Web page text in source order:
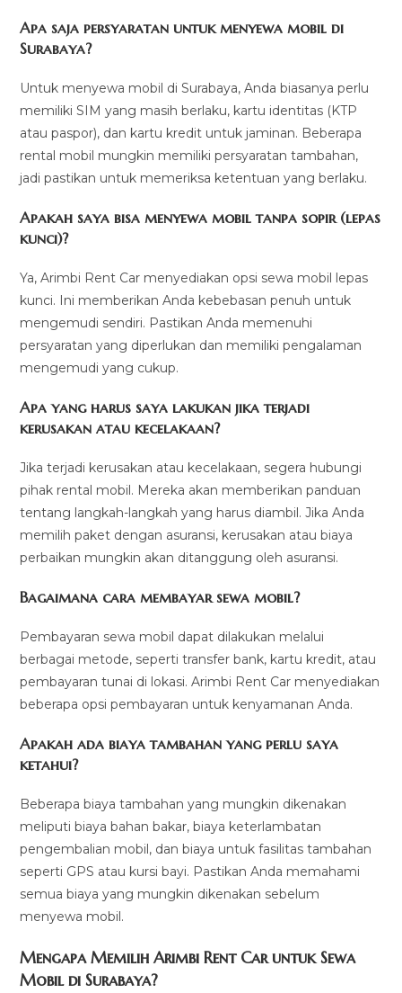
Apa saja persyaratan untuk menyewa mobil di
Surabaya?
Untuk menyewa mobil di Surabaya, Anda biasanya perlu
memiliki SIM yang masih berlaku, kartu identitas (KTP
atau paspor), dan kartu kredit untuk jaminan. Beberapa
rental mobil mungkin memiliki persyaratan tambahan,
jadi pastikan untuk memeriksa ketentuan yang berlaku.
Apakah saya bisa menyewa mobil tanpa sopir (lepas
kunci)?
Ya, Arimbi Rent Car menyediakan opsi sewa mobil lepas
kunci. Ini memberikan Anda kebebasan penuh untuk
mengemudi sendiri. Pastikan Anda memenuhi
persyaratan yang diperlukan dan memiliki pengalaman
mengemudi yang cukup.
Apa yang harus saya lakukan jika terjadi
kerusakan atau kecelakaan?
Jika terjadi kerusakan atau kecelakaan, segera hubungi
pihak rental mobil. Mereka akan memberikan panduan
tentang langkah-langkah yang harus diambil. Jika Anda
memilih paket dengan asuransi, kerusakan atau biaya
perbaikan mungkin akan ditanggung oleh asuransi.
Bagaimana cara membayar sewa mobil?
Pembayaran sewa mobil dapat dilakukan melalui
berbagai metode, seperti transfer bank, kartu kredit, atau
pembayaran tunai di lokasi. Arimbi Rent Car menyediakan
beberapa opsi pembayaran untuk kenyamanan Anda.
Apakah ada biaya tambahan yang perlu saya
ketahui?
Beberapa biaya tambahan yang mungkin dikenakan
meliputi biaya bahan bakar, biaya keterlambatan
pengembalian mobil, dan biaya untuk fasilitas tambahan
seperti GPS atau kursi bayi. Pastikan Anda memahami
semua biaya yang mungkin dikenakan sebelum
menyewa mobil.
Mengapa Memilih Arimbi Rent Car untuk Sewa
Mobil di Surabaya?